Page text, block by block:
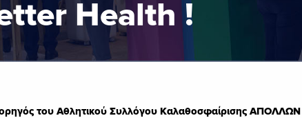
του Αθλητικού Συλλόγου Καλαθοσφαίρισης